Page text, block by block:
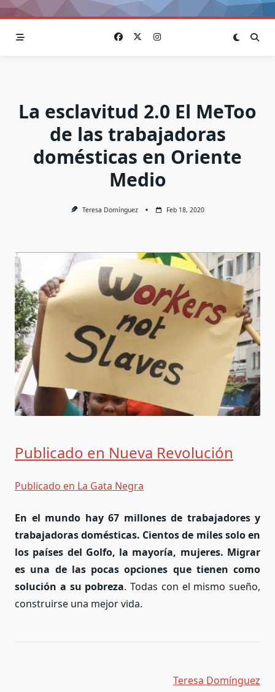
La esclavitud 2.0 El MeToo
de las trabajadoras
domésticas en Oriente
Medio
Teresa Domínguez Feb 18, 2020
Publicado en Nueva Revolución
Publicado en La Gata Negra
En el mundo hay 67 millones de trabajadores y
trabajadoras domésticas. Cientos de miles solo en
los países del Golfo, la mayoría, mujeres. Migrar
es una de las pocas opciones que tienen como
solución a su pobreza. Todas con el mismo sueño,
construirse una mejor vida.
Teresa Domínguez